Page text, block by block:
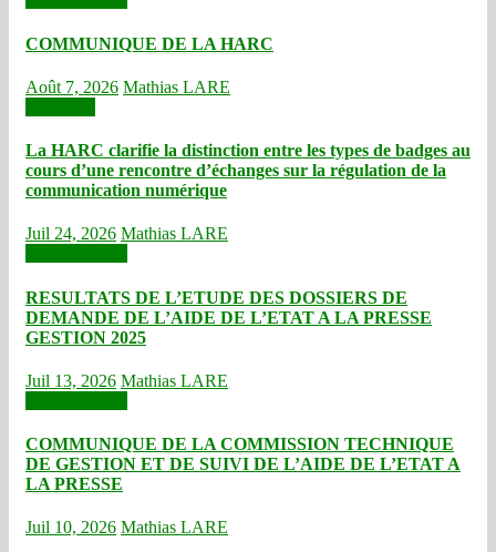
COMMUNIQUE DE LA HARC
Août 7, 2026 Mathias LARE
La HARC clarifie la distinction entre les types de badges au
cours d’une rencontre d’échanges sur la régulation de la
communication numérique
Juil 24, 2026 Mathias LARE
RESULTATS DE L’ETUDE DES DOSSIERS DE
DEMANDE DE L’AIDE DE L’ETAT A LA PRESSE
GESTION 2025
Juil 13, 2026 Mathias LARE
COMMUNIQUE DE LA COMMISSION TECHNIQUE
DE GESTION ET DE SUIVI DE L’AIDE DE L’ETAT A
LA PRESSE
Juil 10, 2026 Mathias LARE